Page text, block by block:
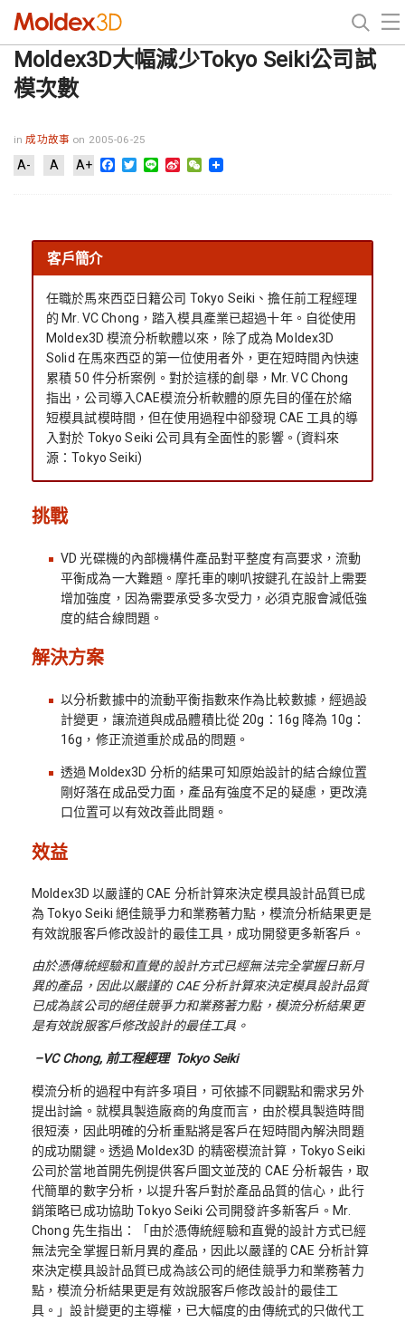
Moldex3D大幅減少Tokyo Seiki公司試
模次數
in成功故事 on 2005-06-25
A- A A+ Facebook
Twitter
Line Sina WeChat
客戶簡介
任職於馬來西亞日籍公司 Tokyo Seiki、擔任前工程經理
的 Mr. VC Chong，踏入模具產業已超過十年。自從使用
Moldex3D 模流分析軟體以來，除了成為 Moldex3D
Solid 在馬來西亞的第一位使用者外，更在短時間內快速
累積 50 件分析案例。對於這樣的創舉，Mr. VC Chong
指出，公司導入CAE模流分析軟體的原先目的僅在於縮
短模具試模時間，但在使用過程中卻發現 CAE 工具的導
入對於 Tokyo Seiki 公司具有全面性的影響。(資料來
源：Tokyo Seiki)
挑戰
VD 光碟機的內部機構件產品對平整度有高要求，流動
平衡成為一大難題。摩托車的喇叭按鍵孔在設計上需要
增加強度，因為需要承受多次受力，必須克服會減低強
度的結合線問題。
解決方案
以分析數據中的流動平衡指數來作為比較數據，經過設
計變更，讓流道與成品體積比從 20g：16g 降為 10g：
16g，修正流道重於成品的問題。
透過 Moldex3D 分析的結果可知原始設計的結合線位置
剛好落在成品受力面，產品有強度不足的疑慮，更改澆
口位置可以有效改善此問題。
效益
Moldex3D 以嚴謹的 CAE 分析計算來決定模具設計品質已成
為 Tokyo Seiki 絕佳競爭力和業務著力點，模流分析結果更是
有效說服客戶修改設計的最佳工具，成功開發更多新客戶。
由於憑傳統經驗和直覺的設計方式已經無法完全掌握日新月
異的產品，因此以嚴謹的 CAE 分析計算來決定模具設計品質
已成為該公司的絕佳競爭力和業務著力點，模流分析結果更
是有效說服客戶修改設計的最佳工具。
–VC Chong, 前工程經理 Tokyo Seiki
模流分析的過程中有許多項目，可依據不同觀點和需求另外
提出討論。就模具製造廠商的角度而言，由於模具製造時間
很短湊，因此明確的分析重點將是客戶在短時間內解決問題
的成功關鍵。透過 Moldex3D 的精密模流計算，Tokyo Seiki
公司於當地首開先例提供客戶圖文並茂的 CAE 分析報告，取
代簡單的數字分析，以提升客戶對於產品品質的信心，此行
銷策略已成功協助 Tokyo Seiki 公司開發許多新客戶。Mr.
Chong 先生指出：「由於憑傳統經驗和直覺的設計方式已經
無法完全掌握日新月異的產品，因此以嚴謹的 CAE 分析計算
來決定模具設計品質已成為該公司的絕佳競爭力和業務著力
點，模流分析結果更是有效說服客戶修改設計的最佳工
具。」設計變更的主導權，已大幅度的由傳統式的只做代工